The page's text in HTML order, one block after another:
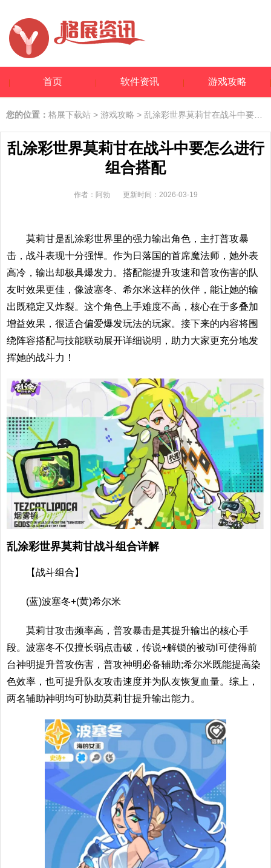
首页 软件资讯 游戏攻略
您的位置： 格展下载站 > 游戏攻略 > 乱涂彩世界莫莉甘在战斗中要怎么进行组合搭配
乱涂彩世界莫莉甘在战斗中要怎么进行
组合搭配
作者：阿勃 更新时间：2026-03-19
莫莉甘是乱涂彩世界里的强力输出角色，主打普攻暴
击，战斗表现十分强悍。作为日落国的首席魔法师，她外表
高冷，输出却极具爆发力。搭配能提升攻速和普攻伤害的队
友时效果更佳，像波塞冬、希尔米这样的伙伴，能让她的输
出既稳定又炸裂。这个角色上手难度不高，核心在于多叠加
增益效果，很适合偏爱爆发玩法的玩家。接下来的内容将围
绕阵容搭配与技能联动展开详细说明，助力大家更充分地发
挥她的战斗力！
乱涂彩世界莫莉甘战斗组合详解
【战斗组合】
(蓝)波塞冬+(黄)希尔米
莫莉甘攻击频率高，普攻暴击是其提升输出的核心手
段。波塞冬不仅擅长弱点击破，传说+解锁的被动Ⅰ可使得前
台神明提升普攻伤害，普攻神明必备辅助;希尔米既能提高染
色效率，也可提升队友攻击速度并为队友恢复血量。综上，
两名辅助神明均可协助莫莉甘提升输出能力。